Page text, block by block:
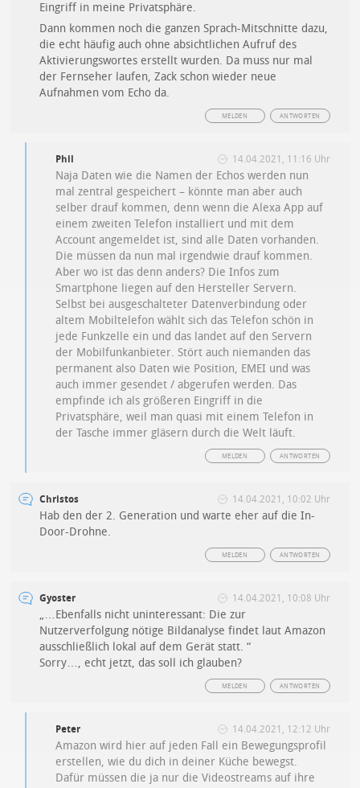
Eingriff in meine Privatsphäre.
Dann kommen noch die ganzen Sprach-Mitschnitte dazu,
die echt häufig auch ohne absichtlichen Aufruf des
Aktivierungswortes erstellt wurden. Da muss nur mal
der Fernseher laufen, Zack schon wieder neue
Aufnahmen vom Echo da.
ANTWORTEN
MELDEN
Phil 14.04.2021, 11:16 Uhr
Naja Daten wie die Namen der Echos werden nun
mal zentral gespeichert – könnte man aber auch
selber drauf kommen, denn wenn die Alexa App auf
einem zweiten Telefon installiert und mit dem
Account angemeldet ist, sind alle Daten vorhanden.
Die müssen da nun mal irgendwie drauf kommen.
Aber wo ist das denn anders? Die Infos zum
Smartphone liegen auf den Hersteller Servern.
Selbst bei ausgeschalteter Datenverbindung oder
altem Mobiltelefon wählt sich das Telefon schön in
jede Funkzelle ein und das landet auf den Servern
der Mobilfunkanbieter. Stört auch niemanden das
permanent also Daten wie Position, EMEI und was
auch immer gesendet / abgerufen werden. Das
empfinde ich als größeren Eingriff in die
Privatsphäre, weil man quasi mit einem Telefon in
der Tasche immer gläsern durch die Welt läuft.
ANTWORTEN
MELDEN
Christos 14.04.2021, 10:02 Uhr
Hab den der 2. Generation und warte eher auf die In-
Door-Drohne.
ANTWORTEN
MELDEN
Gyoster 14.04.2021, 10:08 Uhr
„…Ebenfalls nicht uninteressant: Die zur
Nutzerverfolgung nötige Bildanalyse findet laut Amazon
ausschließlich lokal auf dem Gerät statt. “
Sorry…, echt jetzt, das soll ich glauben?
ANTWORTEN
MELDEN
Peter 14.04.2021, 12:12 Uhr
Amazon wird hier auf jeden Fall ein Bewegungsprofil
erstellen, wie du dich in deiner Küche bewegst.
Dafür müssen die ja nur die Videostreams auf ihre